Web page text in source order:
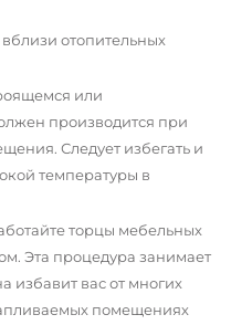
отопительных
или
производится при
Следует избегать и
температуры в
торцы мебельных
Эта процедура занимает
избавит вас от многих
помещениях